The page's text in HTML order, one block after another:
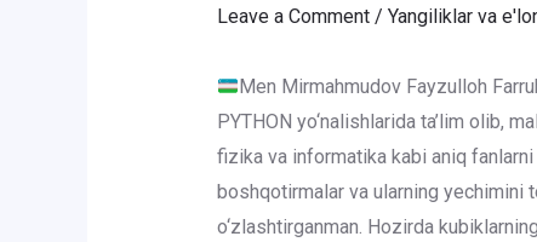
Leave a Comment / Yangiliklar va
Men Mirmahmudov Fayzulloh
PYTHON yo‘nalishlarida ta’lim olib,
fizika va informatika kabi aniq
boshqotirmalar va ularning yechimini
o‘zlashtirganman. Hozirda